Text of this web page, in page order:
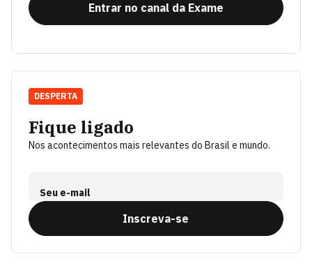
Entrar no canal da Exame
Fique ligado
Nos acontecimentos mais relevantes do Brasil e mundo.
Seu e-mail
Inscreva-se
DESPERTA